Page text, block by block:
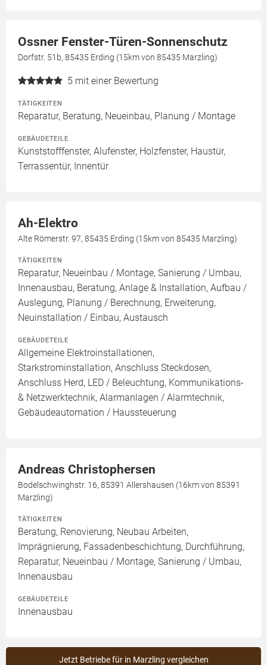
Ossner Fenster-Türen-Sonnenschutz
Dorfstr. 51b, 85435 Erding (15km von 85435 Marzling)
5 mit einer Bewertung
TÄTIGKEITEN
Reparatur, Beratung, Neueinbau, Planung / Montage
GEBÄUDETEILE
Kunststofffenster, Alufenster, Holzfenster, Haustür,
Terrassentür, Innentür
Ah-Elektro
Alte Römerstr. 97, 85435 Erding (15km von 85435 Marzling)
TÄTIGKEITEN
Reparatur, Neueinbau / Montage, Sanierung / Umbau,
Innenausbau, Beratung, Anlage & Installation, Aufbau /
Auslegung, Planung / Berechnung, Erweiterung,
Neuinstallation / Einbau, Austausch
GEBÄUDETEILE
Allgemeine Elektroinstallationen,
Starkstrominstallation, Anschluss Steckdosen,
Anschluss Herd, LED / Beleuchtung, Kommunikations-
& Netzwerktechnik, Alarmanlagen / Alarmtechnik,
Gebäudeautomation / Haussteuerung
Andreas Christophersen
Bodelschwinghstr. 16, 85391 Allershausen (16km von 85391
Marzling)
TÄTIGKEITEN
Beratung, Renovierung, Neubau Arbeiten,
Imprägnierung, Fassadenbeschichtung, Durchführung,
Reparatur, Neueinbau / Montage, Sanierung / Umbau,
Innenausbau
GEBÄUDETEILE
Innenausbau
Jetzt Betriebe für in Marzling vergleichen